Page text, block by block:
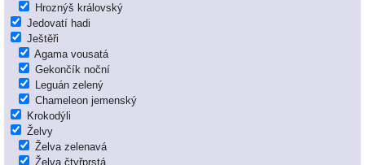
Hroznýš královský
Jedovatí hadi
Ještěři
Agama vousatá
Gekončík noční
Leguán zelený
Chameleon jemenský
Krokodýli
Želvy
Želva zelenavá
Želva čtyřprstá